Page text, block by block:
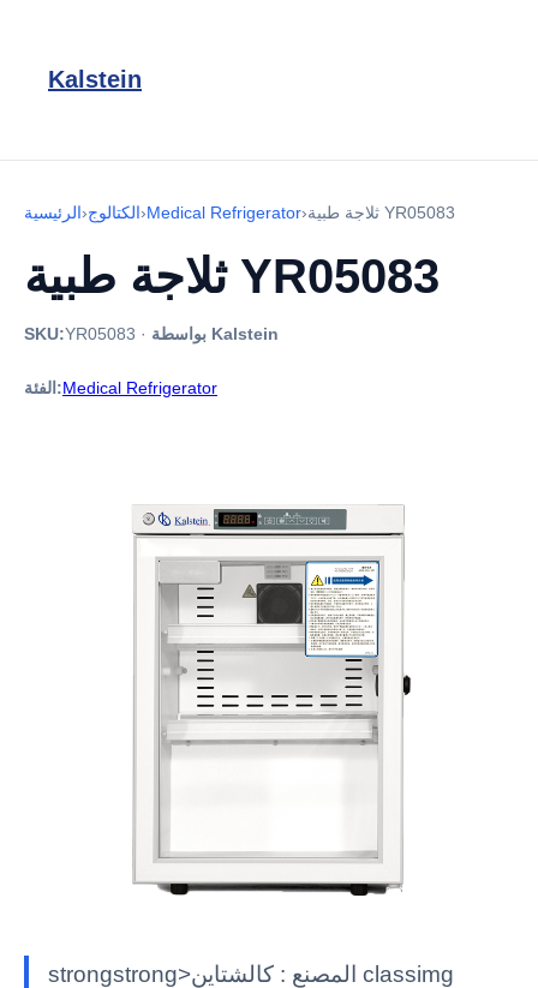
Kalstein
الرئيسية›الكتالوج›Medical Refrigerator› ثلاجة طبية YR05083
ثلاجة طبية YR05083
SKU:YR05083 · بواسطة Kalstein
الفئة:Medical Refrigerator
strongstrong>المصنع : كالشتاين classimg